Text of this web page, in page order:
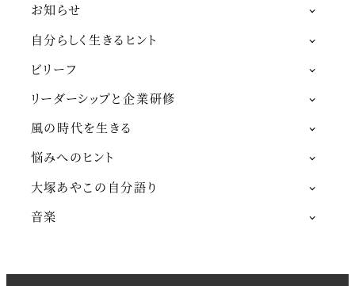
お知らせ
自分らしく生きるヒント
ビリーフ
リーダーシップと企業研修
風の時代を生きる
悩みへのヒント
大塚あやこの自分語り
音楽